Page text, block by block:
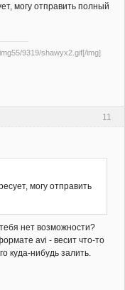
могу отправить полный
9319/shawyx2.gif[/img]
11
могу отправить
нет возможности?
avi - весит что-то
куда-нибудь залить.